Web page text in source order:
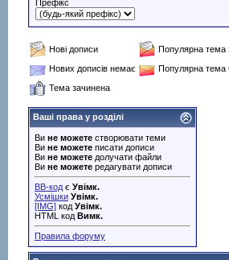
Префікс
Нові дописи
Популярна тема
Нових дописів немає
Популярна тема
Тема зачинена
Ваші права у розділі
Ви не можете створювати теми
Ви не можете писати дописи
Ви не можете долучати файли
Ви не можете редагувати дописи
BB-код є Увімк.
Усмішки Увімк.
[IMG] код Увімк.
HTML код Вимк.
Правила форуму